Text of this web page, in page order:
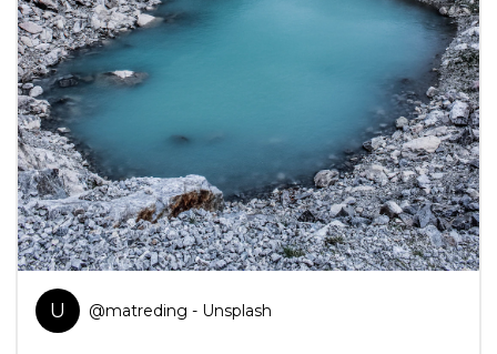
U @matreding - Unsplash